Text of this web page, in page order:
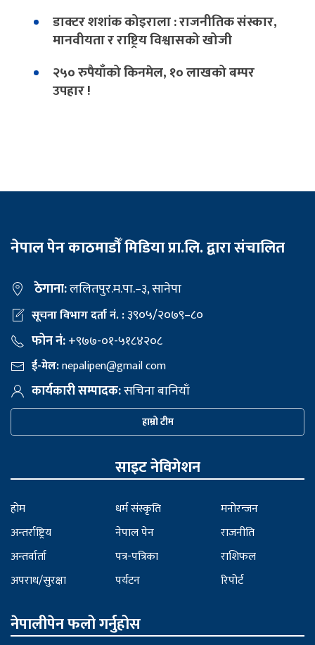
डाक्टर शशांक कोइराला : राजनीतिक संस्कार,
मानवीयता र राष्ट्रिय विश्वासको खोजी
२५० रुपैयाँको किनमेल, १० लाखको बम्पर
उपहार !
नेपाल पेन काठमाडौँ मिडिया प्रा.लि. द्वारा संचालित
ठेगाना:ललितपुर.म.पा.–३, सानेपा
सूचना विभाग दर्ता नं. :३९०५/२०७९–८०
फोन नं:+९७७-०१-५१८४२०८
ई-मेल:nepalipen@gmail com
कार्यकारी सम्पादक:सचिना बानियाँ
हाम्रो टीम
साइट नेविगेशन
होम
अन्तर्राष्ट्रिय
अन्तर्वार्ता
अपराध/सुरक्षा
धर्म संस्कृति
नेपाल पेन
पत्र-पत्रिका
पर्यटन
मनोरन्जन
राजनीति
राशिफल
रिपोर्ट
नेपालीपेन फलो गर्नुहोस